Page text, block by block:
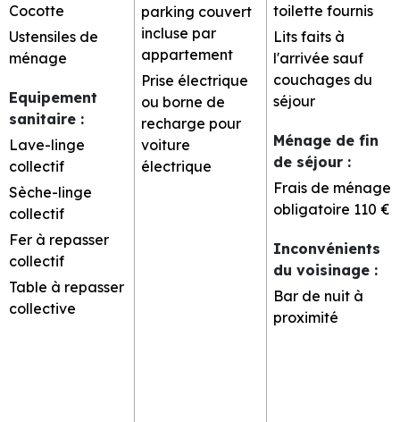
Cocotte
Ustensiles de
ménage
Equipement
sanitaire :
Lave-linge
collectif
Sèche-linge
collectif
Fer à repasser
collectif
Table à repasser
collective
parking couvert
incluse par
appartement
Prise électrique
ou borne de
recharge pour
voiture
électrique
toilette fournis
Lits faits à
l'arrivée sauf
couchages du
séjour
Ménage de fin
de séjour :
Frais de ménage
obligatoire 110 €
Inconvénients
du voisinage :
Bar de nuit à
proximité